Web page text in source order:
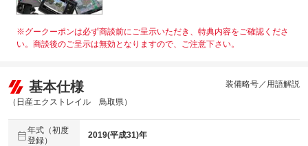
※グークーポンは必ず商談前にご呈示いただき、特典内容をご確認くださ
い。商談後のご呈示は無効となりますので、ご注意下さい。
基本仕様
（日産エクストレイル 鳥取県）
装備略号／用語解説
年式（初度
登録）
2019(平成31)年